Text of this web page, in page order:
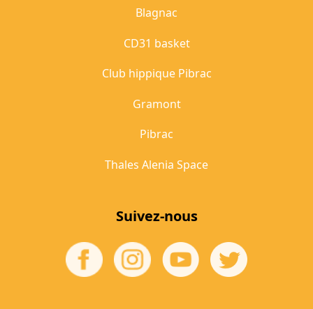
Blagnac
CD31 basket
Club hippique Pibrac
Gramont
Pibrac
Thales Alenia Space
Suivez-nous